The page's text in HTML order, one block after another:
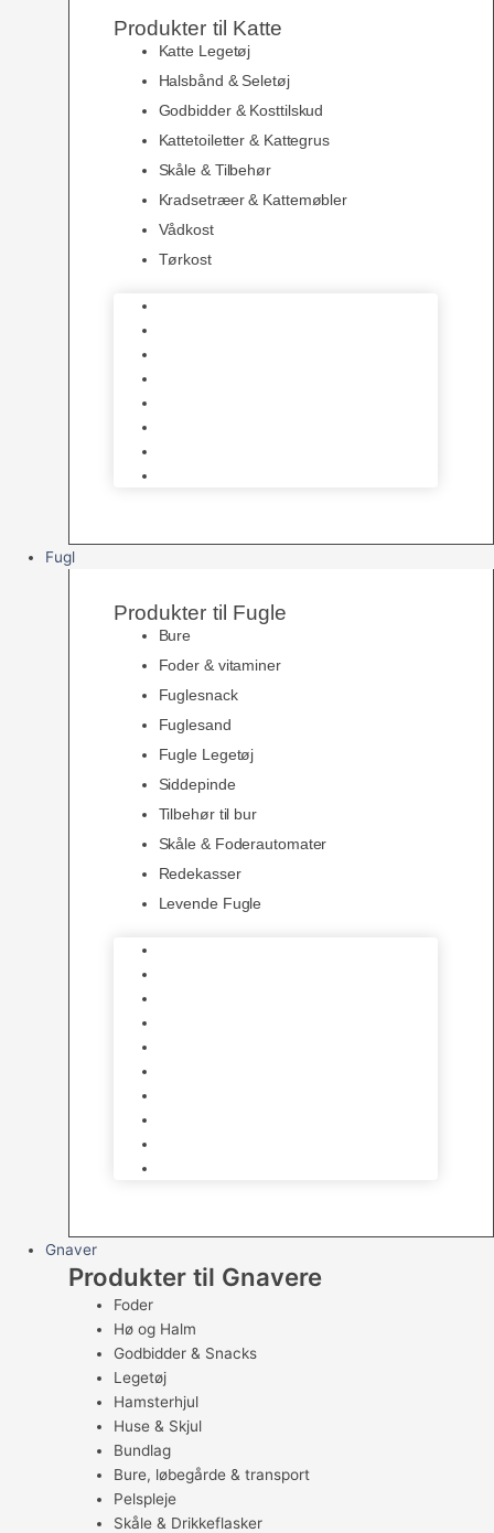
Produkter til Katte
Katte Legetøj
Halsbånd & Seletøj
Godbidder & Kosttilskud
Kattetoiletter & Kattegrus
Skåle & Tilbehør
Kradsetræer & Kattemøbler
Vådkost
Tørkost
Fugl
Produkter til Fugle
Bure
Foder & vitaminer
Fuglesnack
Fuglesand
Fugle Legetøj
Siddepinde
Tilbehør til bur
Skåle & Foderautomater
Redekasser
Levende Fugle
Gnaver
Produkter til Gnavere
Foder
Hø og Halm
Godbidder & Snacks
Legetøj
Hamsterhjul
Huse & Skjul
Bundlag
Bure, løbegårde & transport
Pelspleje
Skåle & Drikkeflasker